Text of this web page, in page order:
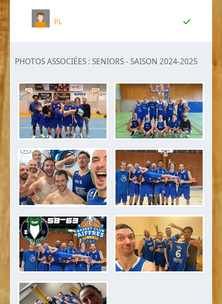
PL
PHOTOS ASSOCIÉES : SENIORS - SAISON 2024-2025